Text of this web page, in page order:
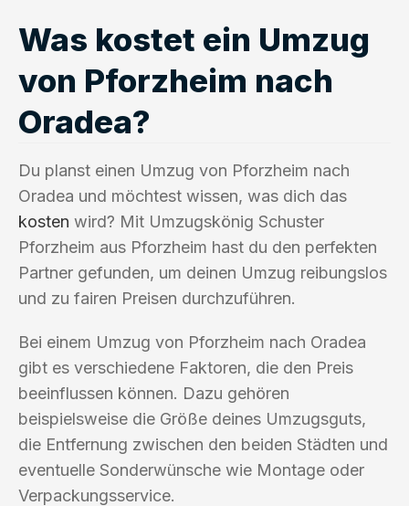
Was kostet ein Umzug
von Pforzheim nach
Oradea?
Du planst einen Umzug von Pforzheim nach
Oradea und möchtest wissen, was dich das
kosten wird? Mit Umzugskönig Schuster
Pforzheim aus Pforzheim hast du den perfekten
Partner gefunden, um deinen Umzug reibungslos
und zu fairen Preisen durchzuführen.
Bei einem Umzug von Pforzheim nach Oradea
gibt es verschiedene Faktoren, die den Preis
beeinflussen können. Dazu gehören
beispielsweise die Größe deines Umzugsguts,
die Entfernung zwischen den beiden Städten und
eventuelle Sonderwünsche wie Montage oder
Verpackungsservice.